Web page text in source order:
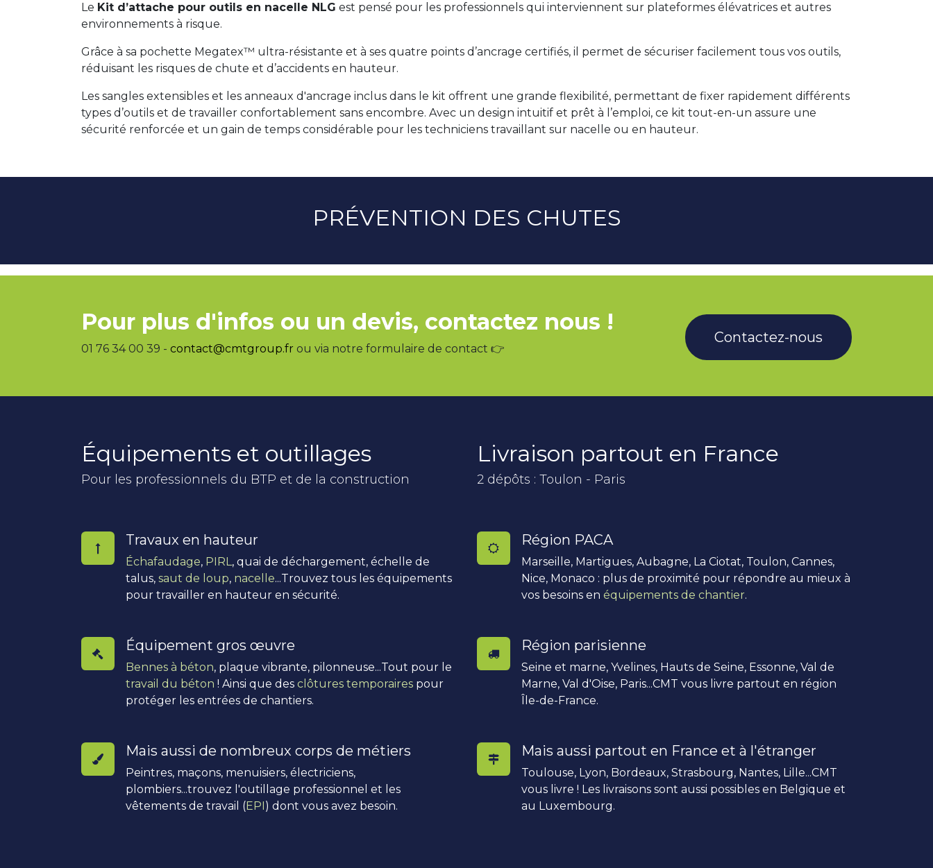
Le Kit d’attache pour outils en nacelle NLG est pensé pour les professionnels qui interviennent sur plateformes élévatrices et autres
environnements à risque.
Grâce à sa pochette Megatex™ ultra-résistante et à ses quatre points d’ancrage certifiés, il permet de sécuriser facilement tous vos outils,
réduisant les risques de chute et d’accidents en hauteur.
Les sangles extensibles et les anneaux d'ancrage inclus dans le kit offrent une grande flexibilité, permettant de fixer rapidement différents
types d’outils et de travailler confortablement sans encombre. Avec un design intuitif et prêt à l’emploi, ce kit tout-en-un assure une
sécurité renforcée et un gain de temps considérable pour les techniciens travaillant sur nacelle ou en hauteur.
PRÉVENTION DES CHUTES
Pour plus d'infos ou un devis, contactez nous !
01 76 34 00 39 - contact@cmtgroup.fr ou via notre formulaire de contact 👉
Contactez-nous
Équipements et outillages
Pour les professionnels du BTP et de la construction
Travaux en hauteur
Échafaudage, PIRL, quai de déchargement, échelle de
talus, saut de loup, nacelle...Trouvez tous les équipements
pour travailler en hauteur en sécurité.
Équipement gros œuvre
Bennes à béton, plaque vibrante, pilonneuse...Tout pour le
travail du béton ! Ainsi que des clôtures temporaires pour
protéger les entrées de chantiers.
Mais aussi de nombreux corps de métiers
Peintres, maçons, menuisiers, électriciens,
plombiers...trouvez l'outillage professionnel et les
vêtements de travail (EPI) dont vous avez besoin.
Livraison partout en France
2 dépôts : Toulon - Paris
Région PACA
Marseille, Martigues, Aubagne, La Ciotat, Toulon, Cannes,
Nice, Monaco : plus de proximité pour répondre au mieux à
vos besoins en équipements de chantier.
Région parisienne
Seine et marne, Yvelines, Hauts de Seine, Essonne, Val de
Marne, Val d'Oise, Paris...CMT vous livre partout en région
Île-de-France.
Mais aussi partout en France et à l'étranger
Toulouse, Lyon, Bordeaux, Strasbourg, Nantes, Lille...CMT
vous livre ! Les livraisons sont aussi possibles en Belgique et
au Luxembourg.